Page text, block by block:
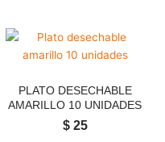
PLATO DESECHABLE
AMARILLO 10 UNIDADES
$25